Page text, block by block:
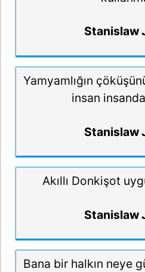
Stanislaw
Yamyamlığın
insan
Stanislaw
Akıllı Donkişot
Stanislaw
Bana bir halkın neye